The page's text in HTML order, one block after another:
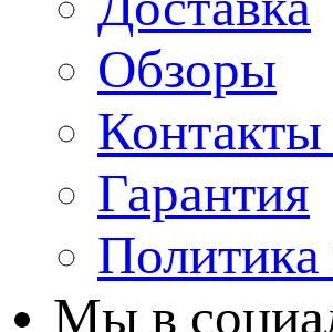
Обзоры
Гарантия
Мы в